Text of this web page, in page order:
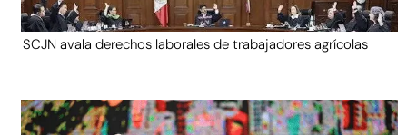
SCJN avala derechos laborales de trabajadores agrícolas